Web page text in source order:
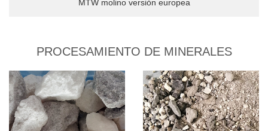
MTW molino versión europea
PROCESAMIENTO DE MINERALES